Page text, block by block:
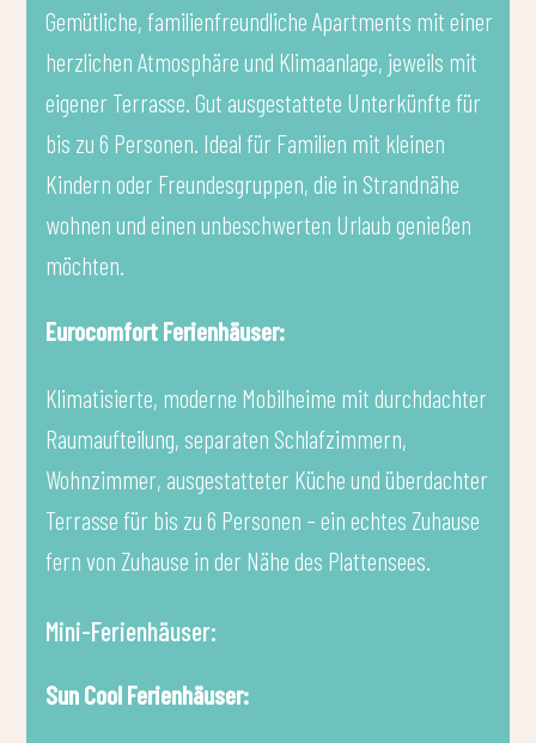
Gemütliche, familienfreundliche Apartments mit einer
herzlichen Atmosphäre und Klimaanlage, jeweils mit
eigener Terrasse. Gut ausgestattete Unterkünfte für
bis zu 6 Personen. Ideal für Familien mit kleinen
Kindern oder Freundesgruppen, die in Strandnähe
wohnen und einen unbeschwerten Urlaub genießen
möchten.
Eurocomfort Ferienhäuser:
Klimatisierte, moderne Mobilheime mit durchdachter
Raumaufteilung, separaten Schlafzimmern,
Wohnzimmer, ausgestatteter Küche und überdachter
Terrasse für bis zu 6 Personen – ein echtes Zuhause
fern von Zuhause in der Nähe des Plattensees.
Mini-Ferienhäuser:
Sun Cool Ferienhäuser: